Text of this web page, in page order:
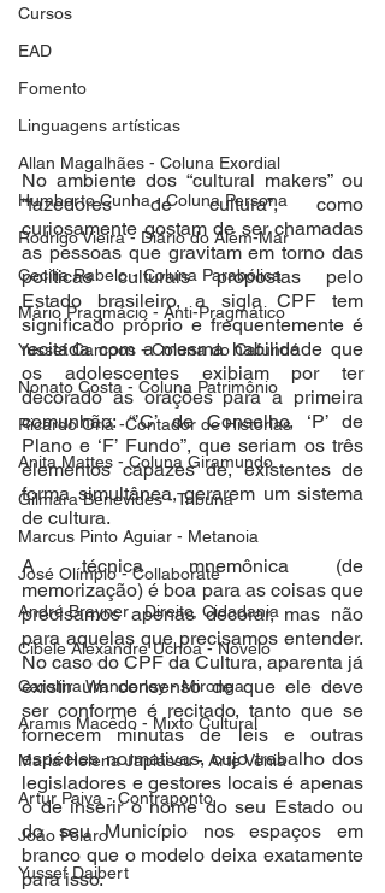
Cursos
EAD
Fomento
Linguagens artísticas
Allan Magalhães - Coluna Exordial
Humberto Cunha - Coluna Persona
Rodrigo Vieira - Diário do Além-Mar
Cecilia Rabelo - Coluna Parabólica
Mário Pragmácio - Anti-Pragmático
Yussef Campos - Coluna do Cafundó
Nonato Costa - Coluna Patrimônio
Ricardo Oriá -Contador de Histórias
Anita Mattes - Coluna Giramundo
Gilmara Benevides - Tribuna
Marcus Pinto Aguiar - Metanoia
José Olímpio - Collaborate
André Brayner - Direito, Cidadania
Cibele Alexandre Uchoa - Novelo
Carolina Wanderley - Mironga
Aramis Macêdo - Mixto Cultural
Maria Helena Japiassu - Arte Venia
Artur Paiva - Contraponto
João Polaro
Yussef Daibert
No ambiente dos “cultural makers” ou
“fazedores de cultura”, como
curiosamente gostam de ser chamadas
as pessoas que gravitam em torno das
políticas culturais propostas pelo
Estado brasileiro, a sigla CPF tem
significado próprio e frequentemente é
recitada com a mesma habilidade que
os adolescentes exibiam por ter
decorado as orações para a primeira
comunhão: “’C’ de Conselho, ‘P’ de
Plano e ‘F’ Fundo”, que seriam os três
elementos capazes de, existentes de
forma simultânea, gerarem um sistema
de cultura.
A técnica mnemônica (de
memorização) é boa para as coisas que
precisamos apenas decorar, mas não
para aquelas que precisamos entender.
No caso do CPF da Cultura, aparenta já
existir um consenso de que ele deve
ser conforme é recitado, tanto que se
fornecem minutas de leis e outras
espécies normativas, cujo trabalho dos
legisladores e gestores locais é apenas
o de inserir o nome do seu Estado ou
do seu Município nos espaços em
branco que o modelo deixa exatamente
para isso.